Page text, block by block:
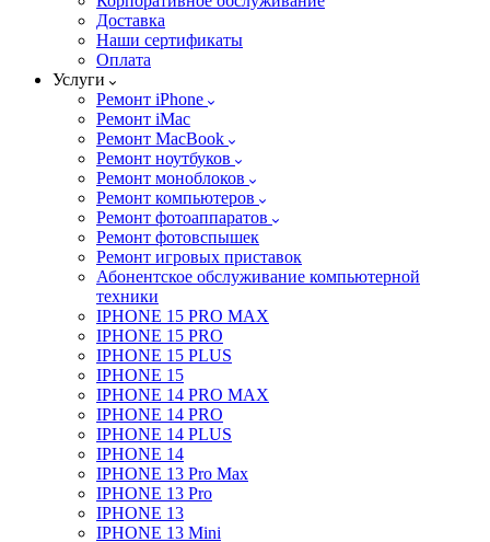
Доставка
Наши сертификаты
Оплата
Услуги
Ремонт iPhone
Ремонт iMac
Ремонт MacBook
Ремонт ноутбуков
Ремонт моноблоков
Ремонт компьютеров
Ремонт фотоаппаратов
Ремонт фотовспышек
Ремонт игровых приставок
Абонентское обслуживание компьютерной
техники
IPHONE 15 PRO MAX
IPHONE 15 PRO
IPHONE 15 PLUS
IPHONE 15
IPHONE 14 PRO MAX
IPHONE 14 PRO
IPHONE 14 PLUS
IPHONE 14
IPHONE 13 Pro Max
IPHONE 13 Pro
IPHONE 13
IPHONE 13 Mini